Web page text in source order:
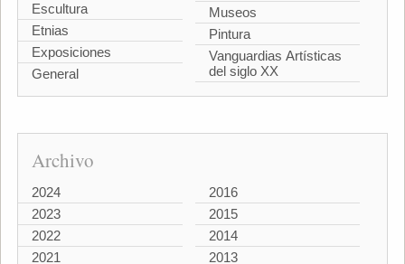
Escultura
Etnias
Exposiciones
General
Museos
Pintura
Vanguardias Artísticas
del siglo XX
Archivo
2024
2023
2022
2021
2016
2015
2014
2013